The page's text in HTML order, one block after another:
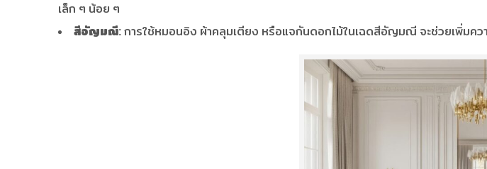
เล็ก ๆ น้อย ๆ
สีอัญมณี: การใช้หมอนอิง ผ้าคลุมเตียง หรือแจกันดอกไม้ในเฉดสีอัญมณี จะช่วยเพิ่มคว